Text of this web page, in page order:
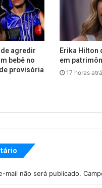
agredir
bebê no
provisória
Erika Hilton
em
17 horas
mail não será publicado.